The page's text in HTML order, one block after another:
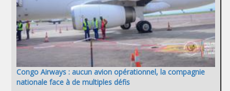
Congo Airways : aucun avion opérationnel, la compagnie
nationale face à de multiples défis